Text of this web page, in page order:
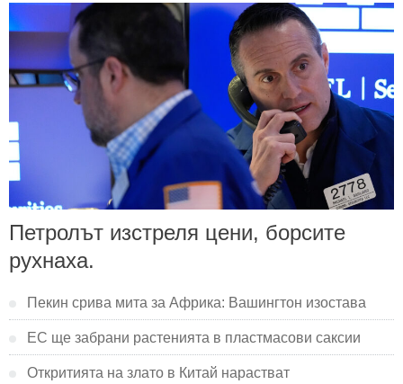
Петролът изстреля цени, борсите
рухнаха.
Пекин срива мита за Африка: Вашингтон изостава
ЕС ще забрани растенията в пластмасови саксии
Откритията на злато в Китай нарастват